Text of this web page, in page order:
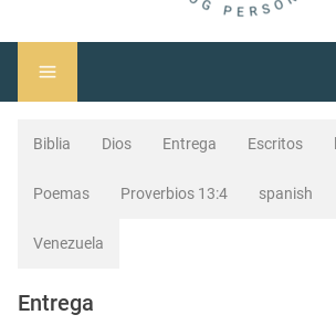
Biblia Dios Entrega Escritos
Poemas Proverbios 13:4 spanish
Venezuela
Entrega